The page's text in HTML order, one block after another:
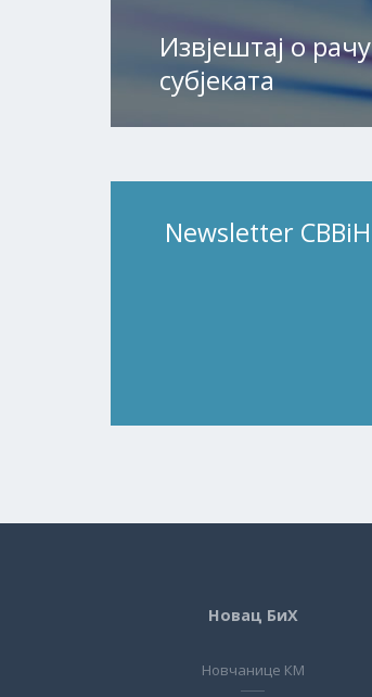
Извјештај о
субјеката
Newsletter CBBiH
Новац БиХ
Новчанице КМ